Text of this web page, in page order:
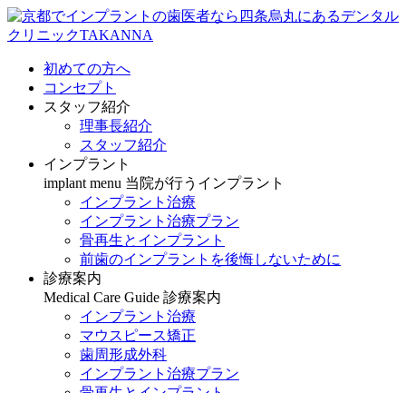
初めての方へ
コンセプト
スタッフ紹介
理事長紹介
スタッフ紹介
インプラント
implant menu 当院が行うインプラント
インプラント治療
インプラント治療プラン
骨再生とインプラント
前歯のインプラントを後悔しないために
診療案内
Medical Care Guide 診療案内
インプラント治療
マウスピース矯正
歯周形成外科
インプラント治療プラン